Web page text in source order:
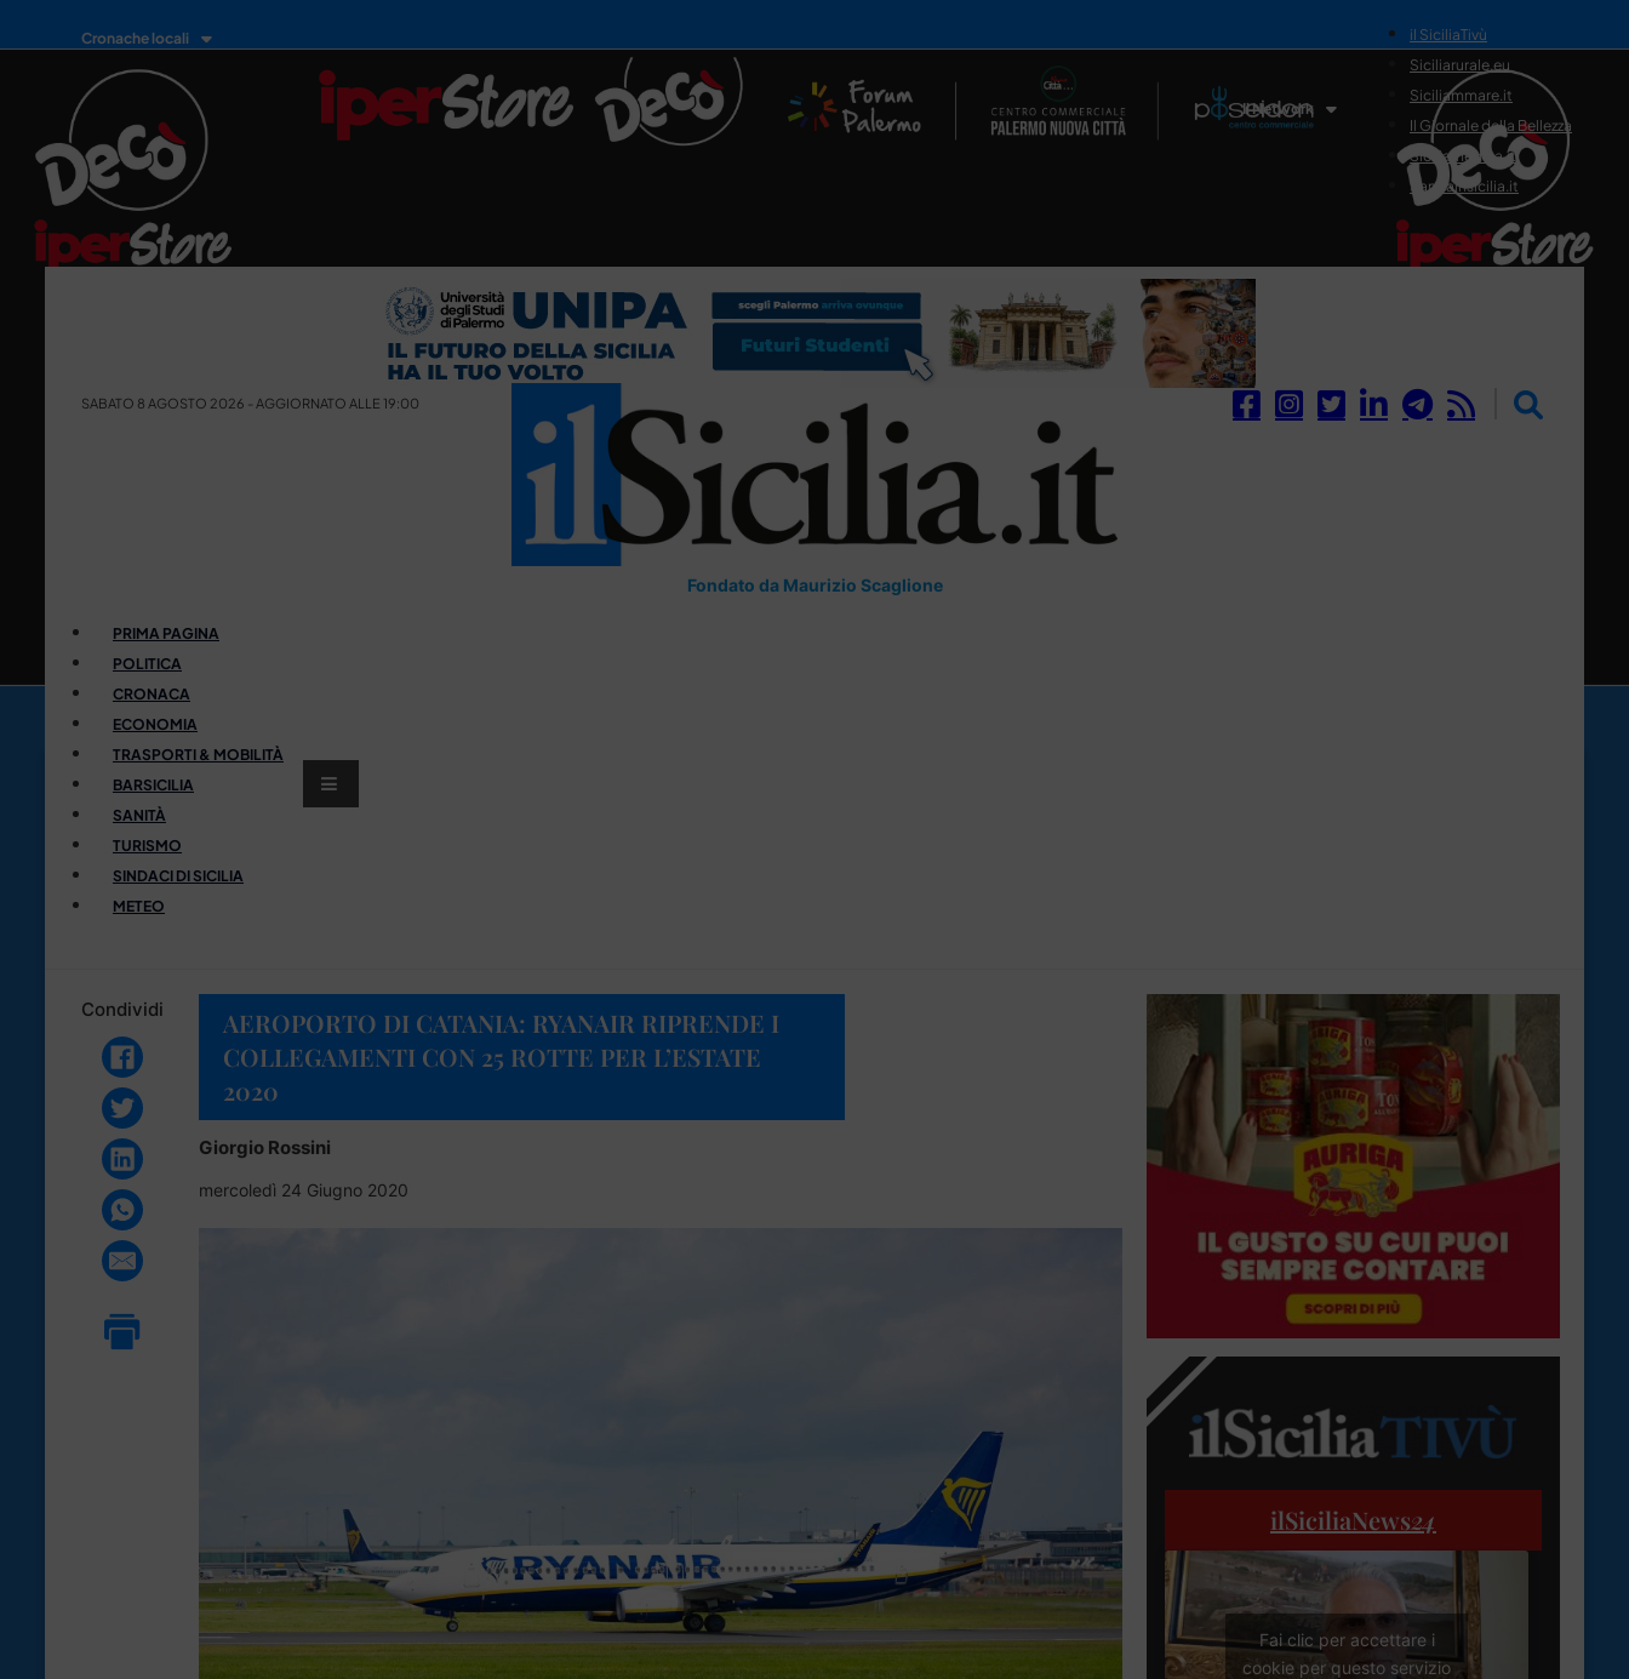
Cronache locali
Il Network
il SiciliaTivù
Siciliarurale.eu
Siciliammare.it
Il Giornale della Bellezza
Siciliamedica.it
Sanitainsicilia.it
SABATO 8 AGOSTO 2026 - AGGIORNATO ALLE 19:00
Fondato da Maurizio Scaglione
PRIMA PAGINA
POLITICA
CRONACA
ECONOMIA
TRASPORTI & MOBILITÀ
BARSICILIA
SANITÀ
TURISMO
SINDACI DI SICILIA
METEO
Condividi
AEROPORTO DI CATANIA: RYANAIR RIPRENDE I
COLLEGAMENTI CON 25 ROTTE PER L’ESTATE
2020
Giorgio Rossini
mercoledì 24 Giugno 2020
ilSiciliaNews24
Fai clic per accettare i
cookie per questo servizio